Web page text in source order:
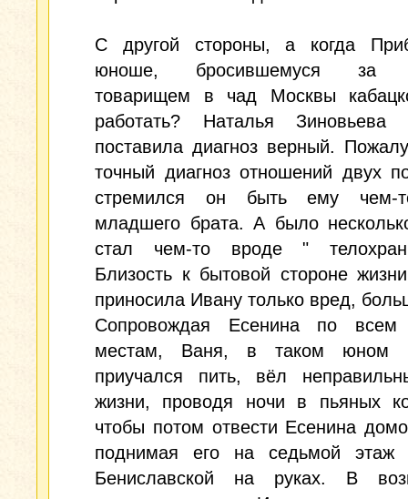
С другой стороны, а когда
юноше, бросившемуся за
товарищем в чад Москвы
работать? Наталья
поставила диагноз верный.
точный диагноз отношений двух
стремился он быть ему чем-
младшего брата. А было
стал чем-то вроде "
Близость к бытовой стороне
приносила Ивану только вред,
Сопровождая Есенина по всем
местам, Ваня, в таком юном
приучался пить, вёл
жизни, проводя ночи в пьяных
чтобы потом отвести Есенина
поднимая его на седьмой этаж
Бениславской на руках. В